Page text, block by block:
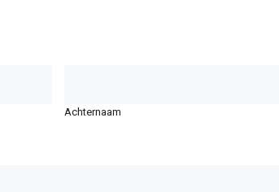
Achternaam